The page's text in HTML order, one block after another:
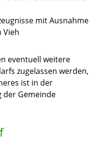
mit Ausnahme
Vieh
eventuell weitere
zugelassen werden,
ist in der
der Gemeinde